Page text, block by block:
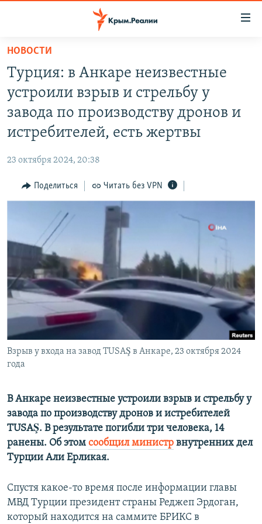
Вернуться
основному
содержанию
Вернутся
главной
Вернутся
поиску
СПЕЦПРОЕКТЫ
КАРТА ВОЕННЫХ ОБЪЕКТОВ КРЫМА
ВОДА
ИСТОРИЯ
ИНТЕРАКТИВ
ИНФОГРАФИКА
ТЕЛЕПРОЕКТ КРЫМ.РЕАЛИИ
СОВЕТЫ ПРАВОЗАЩИТНИКОВ
ПРОПАВШИЕ БЕЗ ВЕСТИ
ПОБЕДИТЕЛЕЙ НЕ СУДЯТ?
КРЫМ.НЕПОКОРЕННЫЙ
ELIFBE
УКРАИНСКАЯ ПРОБЛЕМА КРЫМА
РАДІО СВОБОДА
КАК ОБОЙТИ БЛОКИРОВКУ
Українською
Qırımtatar
ПРИСОЕДИНЯЙТЕСЬ!
Все сайты RFE/RL
НОВОСТИ
Турция: в Анкаре неизвестные
устроили взрыв и стрельбу у
завода по производству дронов и
истребителей, есть жертвы
23 октября 2024, 20:38
Поделиться Читать без VPN
Взрыв у входа на завод TUSAŞ в Анкаре, 23 октября 2024
года
В Анкаре неизвестные устроили взрыв и стрельбу у
завода по производству дронов и истребителей
TUSAŞ. В результате погибли три человека, 14
ранены. Об этом сообщил министр внутренних дел
Турции Али Ерликая.
Спустя какое-то время после информации главы
МВД Турции президент страны Реджеп Эрдоган,
который находится на саммите БРИКС в